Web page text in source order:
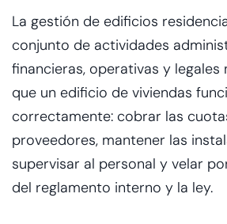
La gestión de edificios
conjunto de actividades
financieras, operativas y legales
que un edificio de viviendas
correctamente: cobrar las
proveedores, mantener las
supervisar al personal y velar
del reglamento interno y la ley.